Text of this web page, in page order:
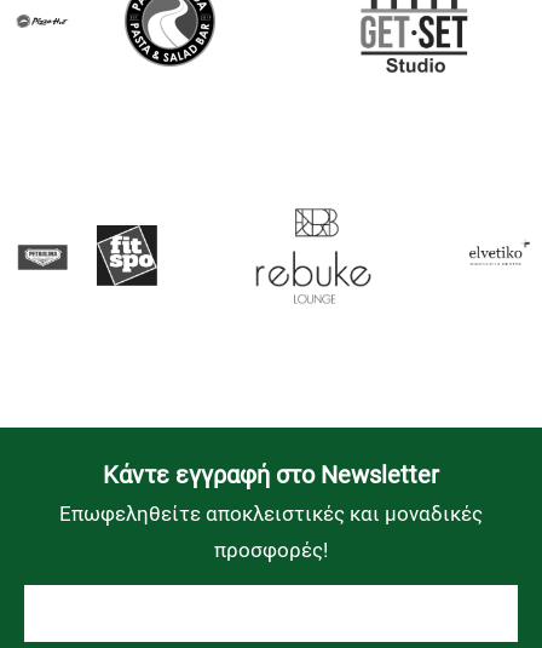
Kάντε εγγραφή στο Newsletter
Επωφεληθείτε αποκλειστικές και μοναδικές
προσφορές!